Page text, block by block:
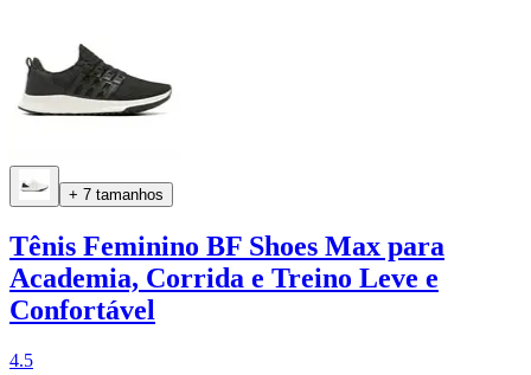
+ 7 tamanhos
Tênis Feminino BF Shoes Max para
Academia, Corrida e Treino Leve e
Confortável
4.5